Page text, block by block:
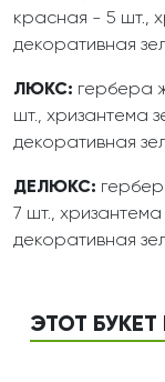
красная - 5 шт.,
декоративная
ЛЮКС: гербера
шт., хризантема
декоративная
ДЕЛЮКС:
7 шт.,
декоративная
ЭТОТ